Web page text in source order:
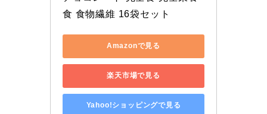
食 食物繊維 16袋セット
Amazonで見る
楽天市場で見る
Yahoo!ショッピングで見る